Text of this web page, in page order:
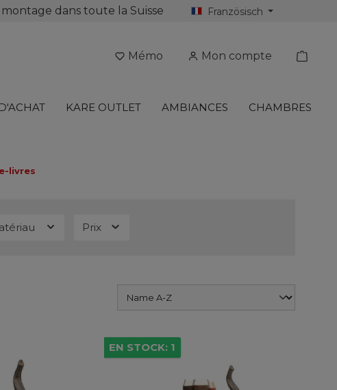
montage dans toute la Suisse Französisch
Mémo Mon compte
KARE OUTLET AMBIANCES CHAMBRES
livres
Prix
EN STOCK: 1